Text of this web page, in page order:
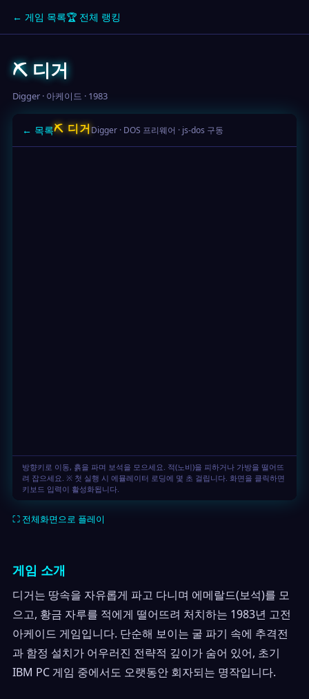
← 게임 목록🏆 전체 랭킹
⛏ 디거
Digger · 아케이드 · 1983
⛶ 전체화면으로 플레이
게임 소개
디거는 땅속을 자유롭게 파고 다니며 에메랄드(보석)를 모
으고, 황금 자루를 적에게 떨어뜨려 처치하는 1983년 고전
아케이드 게임입니다. 단순해 보이는 굴 파기 속에 추격전
과 함정 설치가 어우러진 전략적 깊이가 숨어 있어, 초기
IBM PC 게임 중에서도 오랫동안 회자되는 명작입니다.